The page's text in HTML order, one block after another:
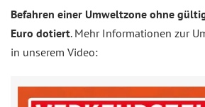
Befahren einer Umweltzone ohne
Euro dotiert. Mehr Informationen zur
in unserem Video: